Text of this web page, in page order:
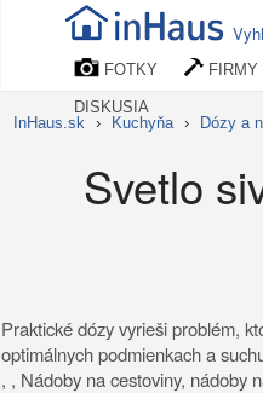
FOTKY FIRMY
DISKUSIA
InHaus.sk › Kuchyňa › Dózy a
Svetlo
Praktické dózy vyrieši problém,
optimálnych podmienkach a
, , Nádoby na cestoviny, nádoby